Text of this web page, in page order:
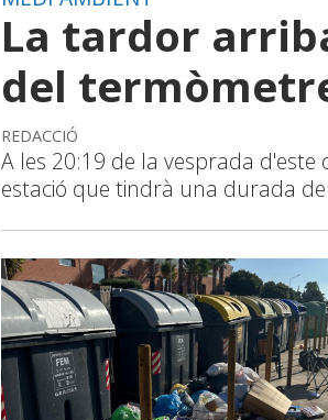
La tardor
del
REDACCIÓ
A les 20:19 de la vesprada
estació que tindrà una durada